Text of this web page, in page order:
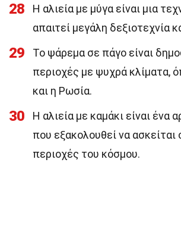
28
Η αλιεία με μύγα είναι μια
απαιτεί μεγάλη δεξιοτεχνία
29
Το ψάρεμα σε πάγο είναι
περιοχές με ψυχρά κλίματα,
και η Ρωσία.
30
Η αλιεία με καμάκι είναι ένα
που εξακολουθεί να
περιοχές του κόσμου.